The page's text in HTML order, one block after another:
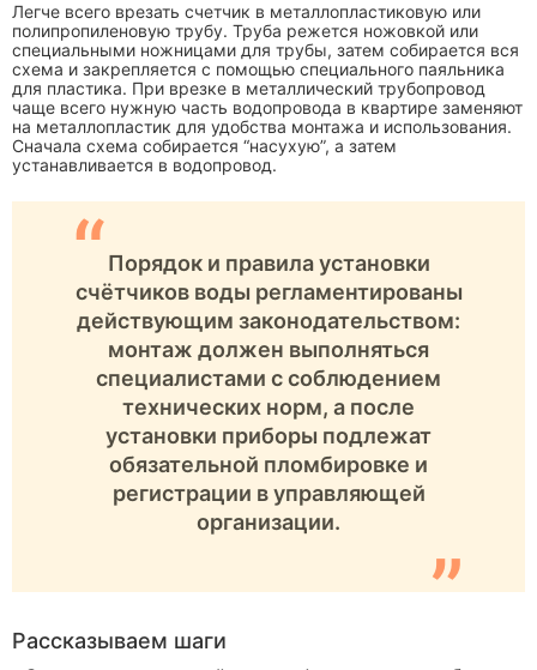
Легче всего врезать счетчик в металлопластиковую или
полипропиленовую трубу. Труба режется ножовкой или
специальными ножницами для трубы, затем собирается вся
схема и закрепляется с помощью специального паяльника
для пластика. При врезке в металлический трубопровод
чаще всего нужную часть водопровода в квартире заменяют
на металлопластик для удобства монтажа и использования.
Сначала схема собирается “насухую”, а затем
устанавливается в водопровод.
“Порядок и правила установки
счётчиков воды регламентированы
действующим законодательством:
монтаж должен выполняться
специалистами с соблюдением
технических норм, а после
установки приборы подлежат
обязательной пломбировке и
регистрации в управляющей
организации.
”
Рассказываем шаги